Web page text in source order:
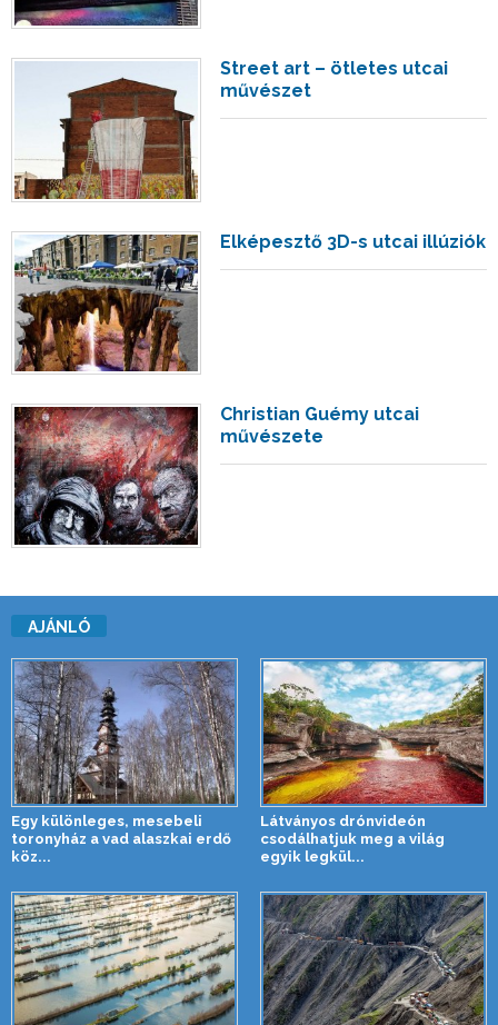
Street art – ötletes utcai
művészet
Elképesztő 3D-s utcai illúziók
Christian Guémy utcai
művészete
AJÁNLÓ
Egy különleges, mesebeli
toronyház a vad alaszkai erdő
köz...
Látványos drónvideón
csodálhatjuk meg a világ
egyik legkül...